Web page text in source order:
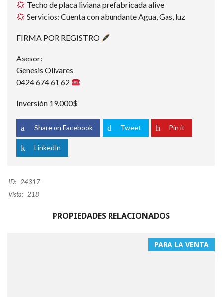
Techo de placa liviana prefabricada alive
Servicios: Cuenta con abundante Agua, Gas, luz
FIRMA POR REGISTRO
Asesor:
Genesis Olivares
0424 674 61 62
Inversión 19.000$
Share on Facebook Tweet Pin it
LinkedIn
ID: 24317
Vista: 218
PROPIEDADES RELACIONADOS
PARA LA VENTA